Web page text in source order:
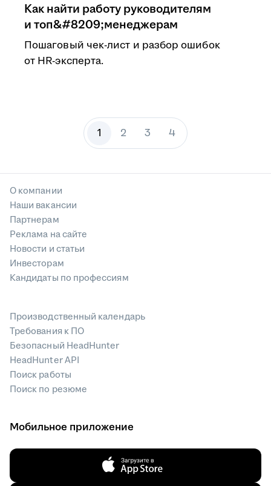
Как найти работу руководителям
и топ&#8209;менеджерам
Пошаговый чек-лист и разбор ошибок
от HR-эксперта.
1 2 3 4
О компании
Наши вакансии
Партнерам
Реклама на сайте
Новости и статьи
Инвесторам
Кандидаты по профессиям
Производственный календарь
Требования к ПО
Безопасный HeadHunter
HeadHunter API
Поиск работы
Поиск по резюме
Мобильное приложение